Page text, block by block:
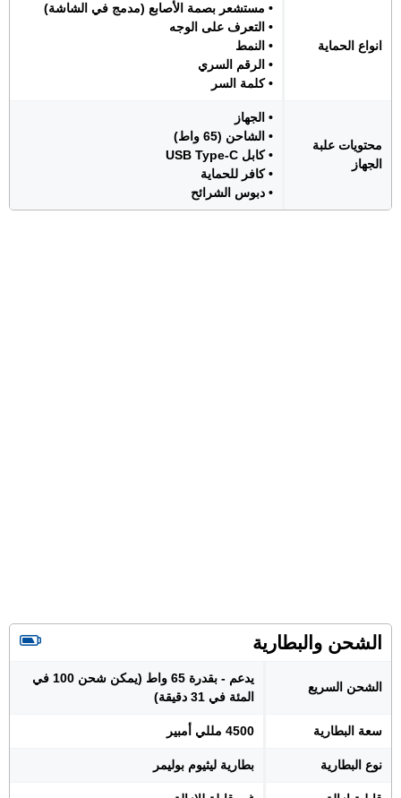
انواع الحماية
• مستشعر بصمة الأصابع (مدمج في الشاشة)
• التعرف على الوجه
• النمط
• الرقم السري
• كلمة السر
محتويات علبة
الجهاز
• الجهاز
• الشاحن (65 واط)
• كابل USB Type-C
• كافر للحماية
• دبوس الشرائح
الشحن والبطارية
الشحن السريع
يدعم - بقدرة 65 واط (يمكن شحن 100 في
المئة في 31 دقيقة)
سعة البطارية 4500 مللي أمبير
نوع البطارية بطارية ليثيوم بوليمر